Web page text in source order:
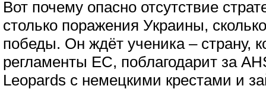
Вот почему опасно отсутствие
столько поражения Украины,
победы. Он ждёт ученика – страну,
регламенты ЕС, поблагодарит за
Leopards с немецкими крестами и